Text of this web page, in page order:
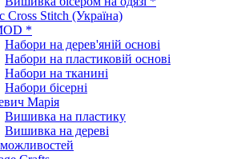
Cross Stitch (Україна)
*
Набори на дерев'яній основі
Набори на пластиковій основі
Набори на тканині
Набори бісерні
Марія
Вишивка на пластику
Вишивка на дереві